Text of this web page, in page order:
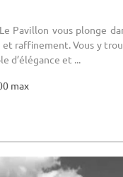
Pavillon vous plonge
raffinement. Vous y
d’élégance et ...
max